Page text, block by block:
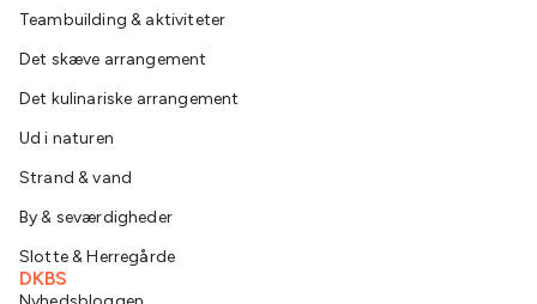
Teambuilding & aktiviteter
Det skæve arrangement
Det kulinariske arrangement
Ud i naturen
Strand & vand
By & seværdigheder
Slotte & Herregårde
DKBS